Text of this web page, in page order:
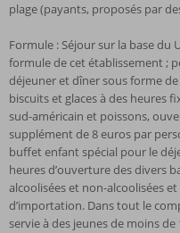
plage (payants, proposés par
Formule : Séjour sur la base du
formule de cet établissement ;
déjeuner et dîner sous forme
biscuits et glaces à des heures
sud-américain et poissons,
supplément de 8 euros par
buffet enfant spécial pour le
heures d’ouverture des divers
alcoolisées et non-alcoolisées
d’importation. Dans tout le
servie à des jeunes de moins de